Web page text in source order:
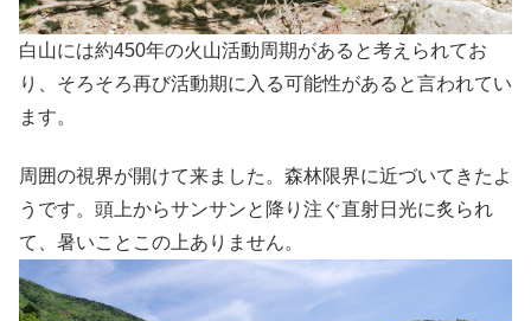
白山には約450年の火山活動周期があると考えられてお
り、そろそろ再び活動期に入る可能性があると言われてい
ます。
周囲の視界が開けて来ました。森林限界に近づいてきたよ
うです。頭上からサンサンと降り注ぐ直射日光に炙られ
て、暑いことこの上ありません。